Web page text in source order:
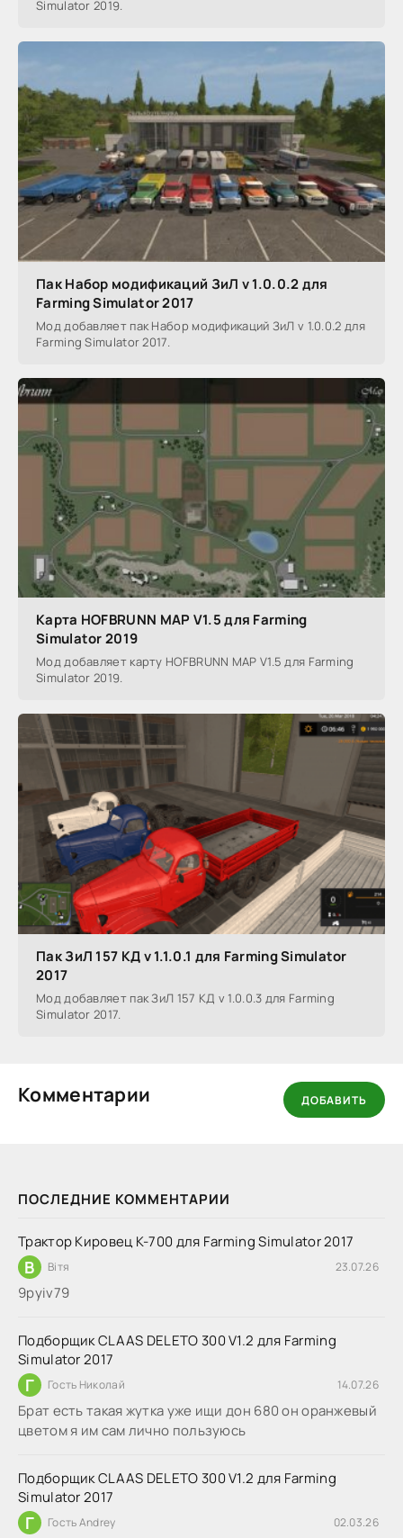
ПОСЛЕДНИЕ КОММЕНТАРИИ
Трактор Кировец К-700 для Farming Simulator 2017
В Вітя 23.07.26
9руіv79
Подборщик CLAAS DELETO 300 V1.2 для Farming
Simulator 2017
Г Гость Николай 14.07.26
Брат есть такая жутка уже ищи дон 680 он оранжевый
цветом я им сам лично пользуюсь
Подборщик CLAAS DELETO 300 V1.2 для Farming
Simulator 2017
Г Гость Andrey 02.03.26
Simulator 2019.
Пак Набор модификаций ЗиЛ v 1.0.0.2 для
Farming Simulator 2017
Мод добавляет пак Набор модификаций ЗиЛ v 1.0.0.2 для
Farming Simulator 2017.
Карта HOFBRUNN MAP V1.5 для Farming
Simulator 2019
Мод добавляет карту HOFBRUNN MAP V1.5 для Farming
Simulator 2019.
Пак ЗиЛ 157 КД v 1.1.0.1 для Farming Simulator
2017
Мод добавляет пак ЗиЛ 157 КД v 1.0.0.3 для Farming
Simulator 2017.
Комментарии ДОБАВИТЬ